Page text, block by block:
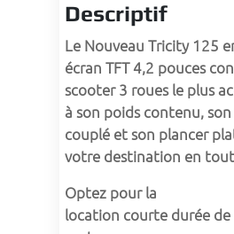
Descriptif
Le Nouveau Tricity 125
écran TFT 4,2 pouces
scooter 3 roues le plus
à son poids contenu,
couplé et son plancer
votre destination en
Optez pour la
location courte durée de